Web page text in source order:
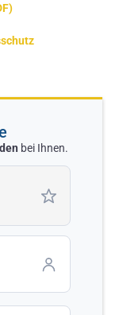
bei Ihnen.